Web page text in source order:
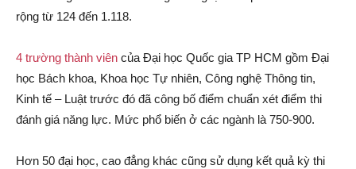
rộng từ 124 đến 1.118.
4 trường thành viên của Đại học Quốc gia TP HCM gồm Đại
học Bách khoa, Khoa học Tự nhiên, Công nghệ Thông tin,
Kinh tế – Luật trước đó đã công bố điểm chuẩn xét điểm thi
đánh giá năng lực. Mức phổ biến ở các ngành là 750-900.
Hơn 50 đại học, cao đẳng khác cũng sử dụng kết quả kỳ thi